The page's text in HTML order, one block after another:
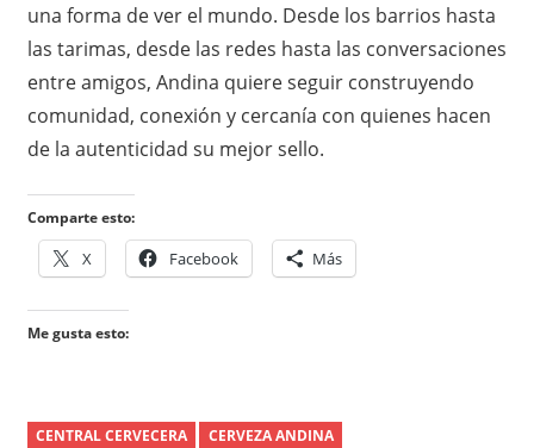
una forma de ver el mundo. Desde los barrios hasta
las tarimas, desde las redes hasta las conversaciones
entre amigos, Andina quiere seguir construyendo
comunidad, conexión y cercanía con quienes hacen
de la autenticidad su mejor sello.
Comparte esto:
X Facebook Más
Me gusta esto:
CENTRAL CERVECERA CERVEZA ANDINA